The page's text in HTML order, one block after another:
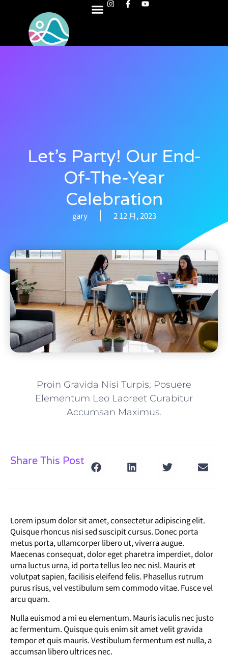
Let’s Party! Our End-
Of-The-Year
Celebration
gary 2 12 月, 2023
Proin Gravida Nisi Turpis, Posuere
Elementum Leo Laoreet Curabitur
Accumsan Maximus.
Share This Post
Lorem ipsum dolor sit amet, consectetur adipiscing elit.
Quisque rhoncus nisi sed suscipit cursus. Donec porta
metus porta, ullamcorper libero ut, viverra augue.
Maecenas consequat, dolor eget pharetra imperdiet, dolor
urna luctus urna, id porta tellus leo nec nisl. Mauris et
volutpat sapien, facilisis eleifend felis. Phasellus rutrum
purus risus, vel vestibulum sem commodo vitae. Fusce vel
arcu quam.
Nulla euismod a mi eu elementum. Mauris iaculis nec justo
ac fermentum. Quisque quis enim sit amet velit gravida
tempor et quis mauris. Vestibulum fermentum est nulla, a
accumsan libero ultrices nec.